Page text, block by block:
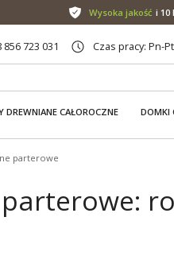
Wysoka jakość i 10
856 723 031 Czas pracy: Pn-
DREWNIANE CAŁOROCZNE DOMKI
parterowe